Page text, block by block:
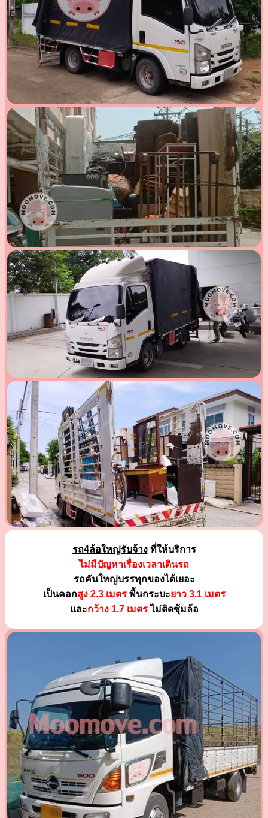
รถ4ล้อใหญ่รับจ้างที่ให้บริการ
ไม่มีปัญหาเรื่องเวลาเดินรถ
รถคันใหญ่บรรทุกของได้เยอะ
เป็นคอกสูง 2.3 เมตรพื้นกระบะยาว 3.1 เมตร
และกว้าง 1.7 เมตรไม่ติดซุ้มล้อ